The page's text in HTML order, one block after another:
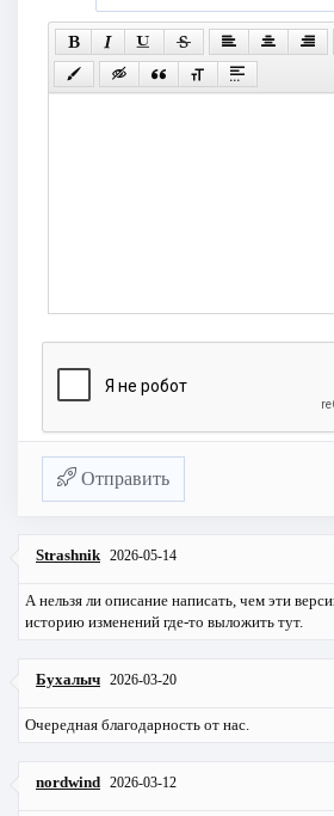
Отправить
Strashnik 2026-05-14
А нельзя ли описание написать, чем эти
историю изменений где-то выложить тут.
Бухалыч 2026-03-20
Очередная благодарность от нас.
nordwind 2026-03-12